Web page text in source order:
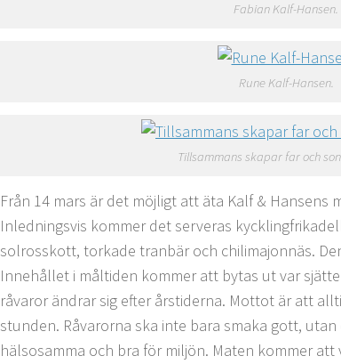
Fabian Kalf-Hansen.
Rune Kalf-Hansen.
Tillsammans skapar far och
Från 14 mars är det möjligt att äta Kalf & Hansens
Inledningsvis kommer det serveras
solrosskott, torkade tranbär och chilimajonnäs.
Innehållet i måltiden kommer att bytas ut var
råvaror ändrar sig efter årstiderna. Mottot är att
stunden. Råvarorna ska inte bara smaka gott, utan
hälsosamma och bra för miljön. Maten kommer att